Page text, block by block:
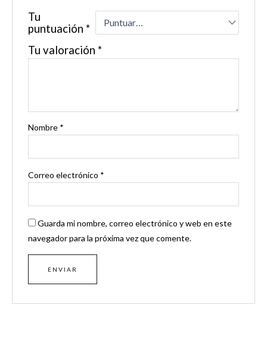
Tu
puntuación *
Tu valoración *
Nombre *
Correo electrónico *
Guarda mi nombre, correo electrónico y web en este
navegador para la próxima vez que comente.